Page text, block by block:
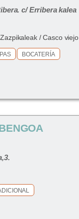
c/ Erribera kalea
Zazpikaleak / Casco viejo
BOCATERÍA